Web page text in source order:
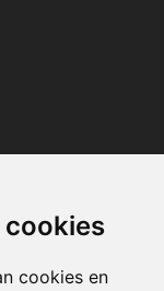
cookies en